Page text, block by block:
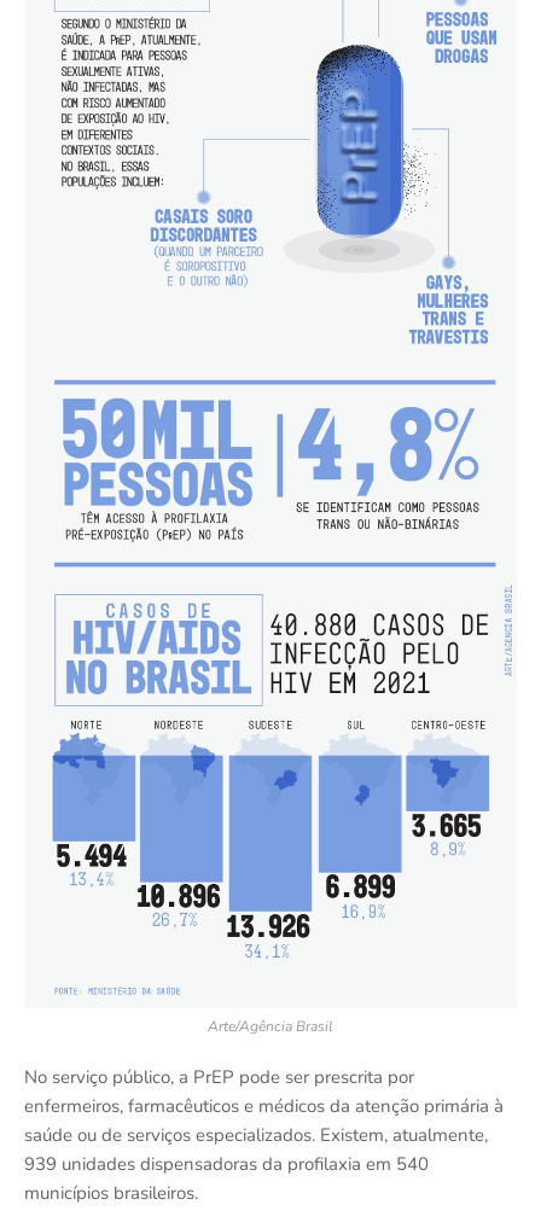
Arte/Agência Brasil
No serviço público, a PrEP pode ser prescrita por
enfermeiros, farmacêuticos e médicos da atenção primária à
saúde ou de serviços especializados. Existem, atualmente,
939 unidades dispensadoras da profilaxia em 540
municípios brasileiros.